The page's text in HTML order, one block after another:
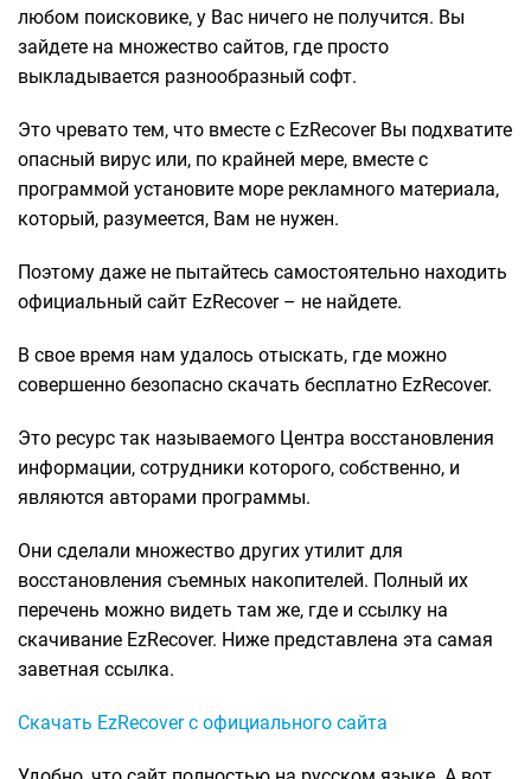
любом поисковике, у Вас ничего не получится. Вы
зайдете на множество сайтов, где просто
выкладывается разнообразный софт.
Это чревато тем, что вместе с EzRecover Вы подхватите
опасный вирус или, по крайней мере, вместе с
программой установите море рекламного материала,
который, разумеется, Вам не нужен.
Поэтому даже не пытайтесь самостоятельно находить
официальный сайт EzRecover – не найдете.
В свое время нам удалось отыскать, где можно
совершенно безопасно скачать бесплатно EzRecover.
Это ресурс так называемого Центра восстановления
информации, сотрудники которого, собственно, и
являются авторами программы.
Они сделали множество других утилит для
восстановления съемных накопителей. Полный их
перечень можно видеть там же, где и ссылку на
скачивание EzRecover. Ниже представлена эта самая
заветная ссылка.
Скачать EzRecover с официального сайта